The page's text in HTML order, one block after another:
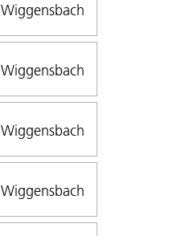
Wiggensbach
Wiggensbach
Wiggensbach
Wiggensbach